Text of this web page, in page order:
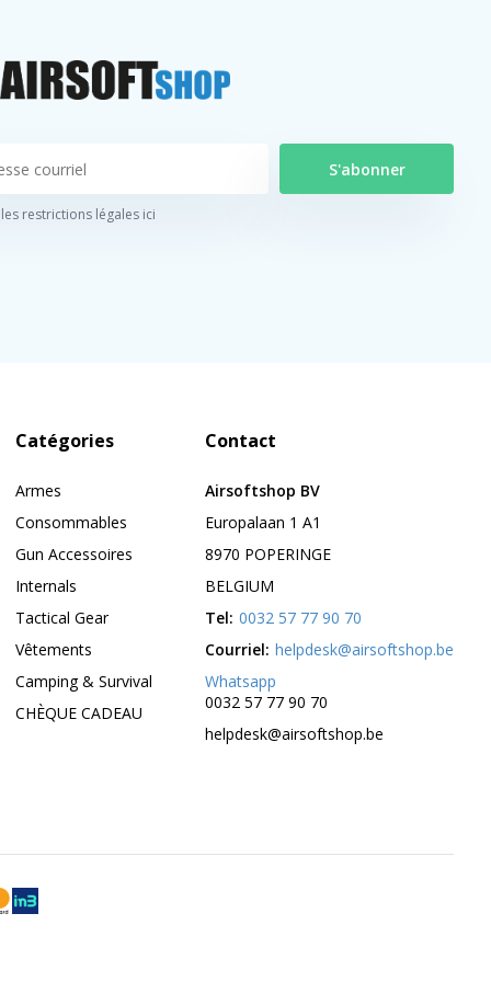
S'abonner
restrictions légales ici
Catégories
Armes
Consommables
Gun Accessoires
Internals
Tactical Gear
Vêtements
Camping & Survival
CHÈQUE CADEAU
Contact
Airsoftshop BV
Europalaan 1 A1
8970 POPERINGE
BELGIUM
Tel: 0032 57 77 90 70
Courriel: helpdesk@airsoftshop.be
Whatsapp
0032 57 77 90 70
helpdesk@airsoftshop.be